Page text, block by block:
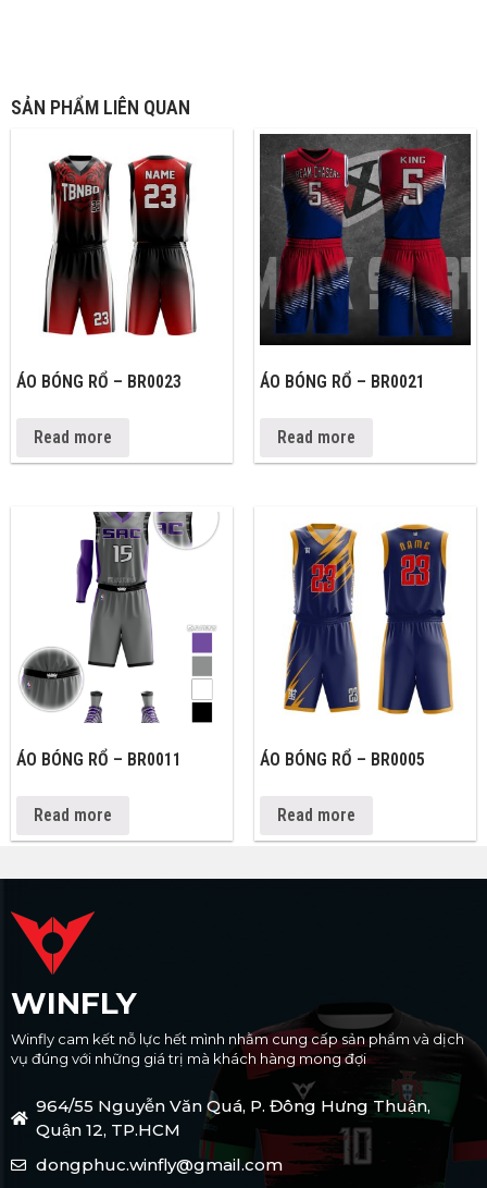
SẢN PHẨM LIÊN QUAN
ÁO BÓNG RỔ – BR0023
Read more
ÁO BÓNG RỔ – BR0021
Read more
ÁO BÓNG RỔ – BR0011
Read more
ÁO BÓNG RỔ – BR0005
Read more
WINFLY
Winfly cam kết nỗ lực hết mình nhằm cung cấp sản phẩm và dịch
vụ đúng với những giá trị mà khách hàng mong đợi
964/55 Nguyễn Văn Quá, P. Đông Hưng Thuận,
Quận 12, TP.HCM
dongphuc.winfly@gmail.com